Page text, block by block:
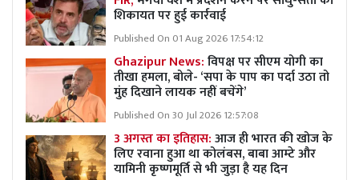
शिकायत पर हुई कार्रवाई
Published On 01 Aug 2026 17:54:12
Ghazipur News:विपक्ष पर सीएम योगी का
तीखा हमला, बोले- ‘सपा के पाप का पर्दा उठा तो
मुंह दिखाने लायक नहीं बचेंगे’
Published On 30 Jul 2026 12:57:08
3 अगस्त का इतिहास:आज ही भारत की खोज के
लिए रवाना हुआ था कोलंबस, बाबा आम्टे और
यामिनी कृष्णमूर्ति से भी जुड़ा है यह दिन